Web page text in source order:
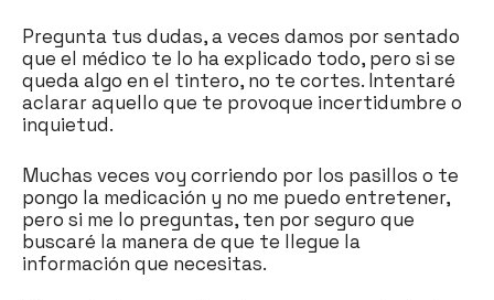
Pregunta tus dudas, a veces damos por sentado
que el médico te lo ha explicado todo, pero si se
queda algo en el tintero, no te cortes. Intentaré
aclarar aquello que te provoque incertidumbre o
inquietud.
Muchas veces voy corriendo por los pasillos o te
pongo la medicación y no me puedo entretener,
pero si me lo preguntas, ten por seguro que
buscaré la manera de que te llegue la
información que necesitas.